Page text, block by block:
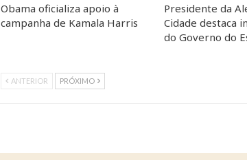
Obama oficializa apoio à
campanha de Kamala Harris
Presidente da
Cidade destaca
do Governo do
ANTERIOR PRÓXIMO